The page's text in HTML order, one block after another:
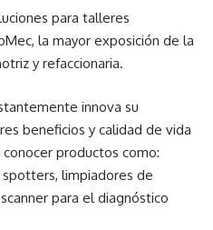
para talleres
la mayor exposición de la
y refaccionaria.
innova su
beneficios y calidad de vida
productos como:
spotters, limpiadores de
para el diagnóstico